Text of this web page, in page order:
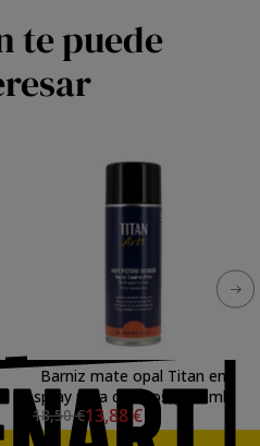
te puede
Barniz mate opal Titan en
spray para cuadros (400 ml)
18,50 €13,88 €